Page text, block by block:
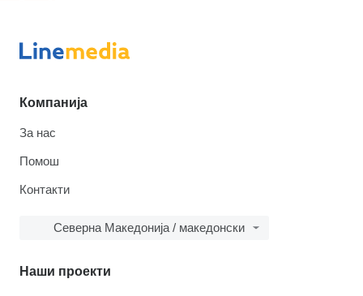
Компанија
За нас
Помош
Контакти
Северна Македонија / македонски
Наши проекти